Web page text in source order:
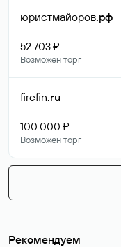
юристмайоров.рф
52 703 ₽
Возможен торг
firefin.ru
100 000 ₽
Возможен торг
Рекомендуем